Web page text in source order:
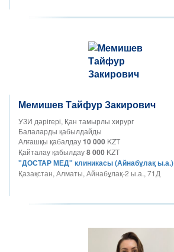
Мемишев Тайфур Закирович
УЗИ дәрігері, Қан тамырлы хирург
Балаларды қабылдайды
Алғашқы қабалдау10 000 KZT
Қайталау қабылдау8 000 KZT
"ДОСТАР МЕД" клиникасы (Айнабұлақ ы.а.)
Қазақстан, Алматы, Айнабұлақ-2 ы.а., 71Д